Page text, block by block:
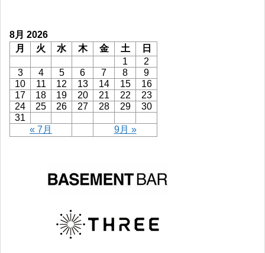
8月 2026
月
火 水 木 金 土
日
1
2
3
4 5 6 7 8
9
10
11 12 13 14 15
16
17
18 19 20 21 22
23
24
25 26 27 28 29
30
31
« 7月
9月 »